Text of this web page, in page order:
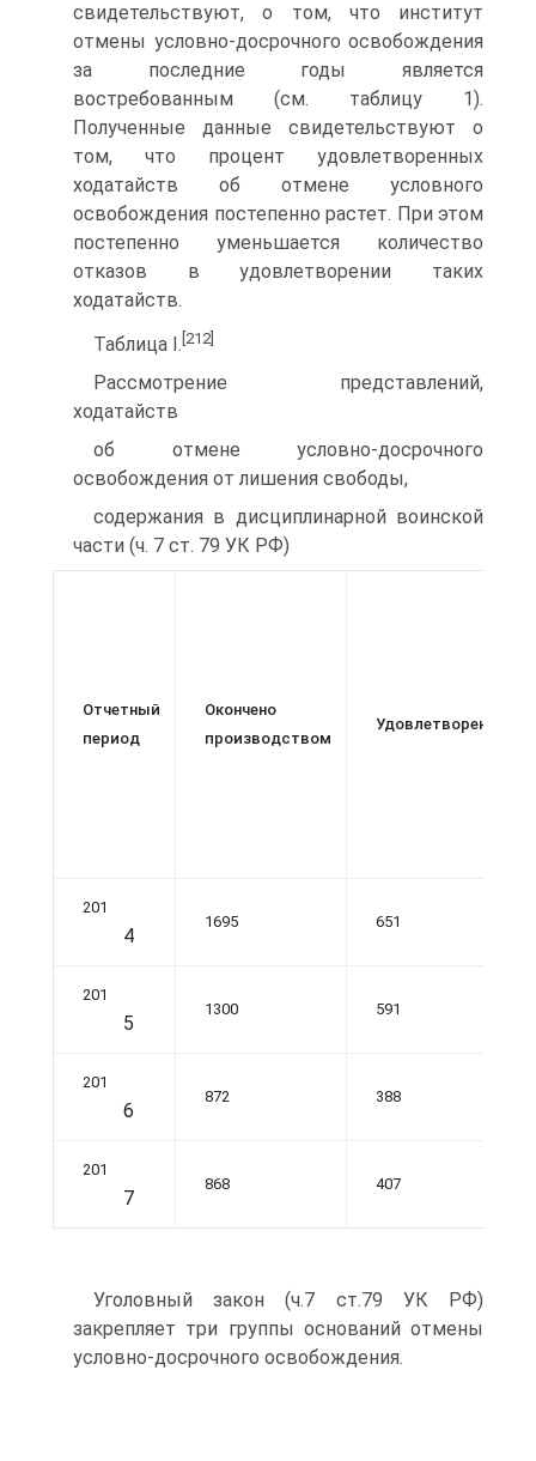
свидетельствуют, о том, что институт
отмены условно-досрочного освобождения
за последние годы является
востребованным (см. таблицу 1).
Полученные данные свидетельствуют о
том, что процент удовлетворенных
ходатайств об отмене условного
освобождения постепенно растет. При этом
постепенно уменьшается количество
отказов в удовлетворении таких
ходатайств.
Таблица I. [212]
Рассмотрение представлений,
ходатайств
об отмене условно-досрочного
освобождения от лишения свободы,
содержания в дисциплинарной воинской
части (ч. 7 ст. 79 УК РФ)
Отчетный
период
Окончено
производством
Удовлетворено
201
4
1695 651
201
5
1300 591
201
6
872 388
201
7
868 407
Уголовный закон (ч.7 ст.79 УК РФ)
закрепляет три группы оснований отмены
условно-досрочного освобождения.